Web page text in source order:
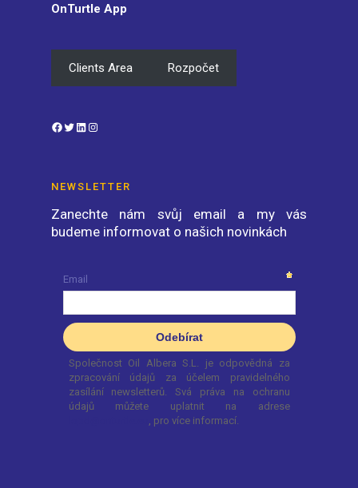
OnTurtle App
Clients Area Rozpočet
Facebook
TwitterLinkedIn
NEWSLETTER
Zanechte nám svůj email a my vás
budeme informovat o našich novinkách